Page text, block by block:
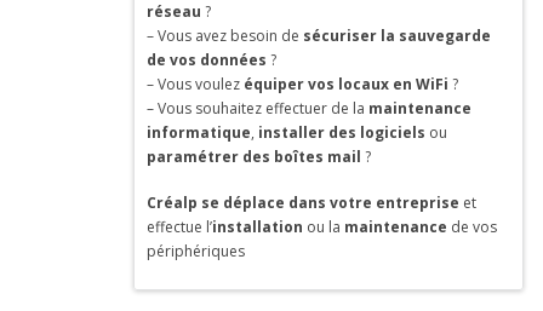
réseau ?
– Vous avez besoin de sécuriser la sauvegarde
de vos données ?
– Vous voulez équiper vos locaux en WiFi ?
– Vous souhaitez effectuer de la maintenance
informatique, installer des logiciels ou
paramétrer des boîtes mail ?
Créalp se déplace dans votre entreprise et
effectue l’installation ou la maintenance de vos
périphériques